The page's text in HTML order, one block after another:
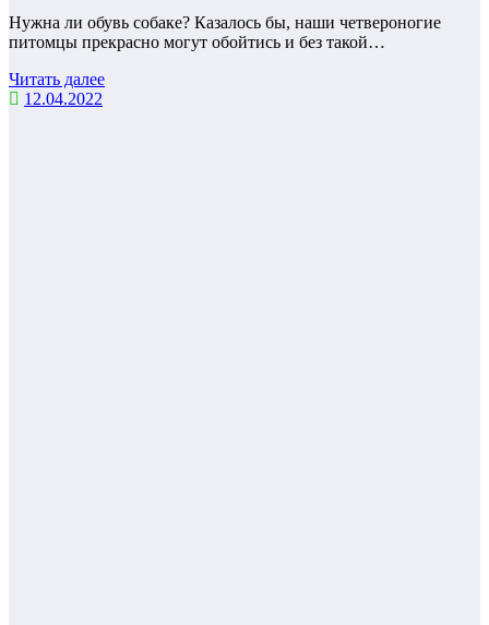
Нужна ли обувь собаке? Казалось бы, наши четвероногие
питомцы прекрасно могут обойтись и без такой…
Читать далее
12.04.2022